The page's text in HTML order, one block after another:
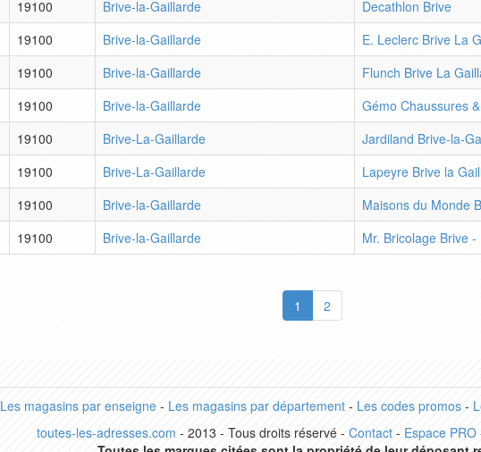
19100 Brive-la-Gaillarde
Decathlon Brive
19100 Brive-la-Gaillarde
E. Leclerc Brive La
19100 Brive-la-Gaillarde
Flunch Brive La
19100 Brive-la-Gaillarde
Gémo Chaussures
19100 Brive-La-Gaillarde
Jardiland Brive-la-
19100 Brive-La-Gaillarde
Lapeyre Brive la
19100 Brive-la-Gaillarde
Maisons du Monde
19100 Brive-la-Gaillarde Mr. Bricolage Brive -
1 2
Les magasins par enseigne- Les magasins par département- Les codes promos-
toutes-les-adresses.com - 2013 - Tous droits réservé - Contact- Espace PRO